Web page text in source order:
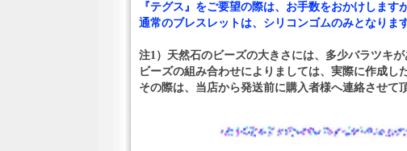
『テグス』をご要望の際は、お手数をおかけしま
通常のブレスレットは、シリコンゴムのみとなります
注1）天然石のビーズの大きさには、多少バラツキ
ビーズの組み合わせによりましては、実際に作成し
その際は、当店から発送前に購入者様へ連絡させて